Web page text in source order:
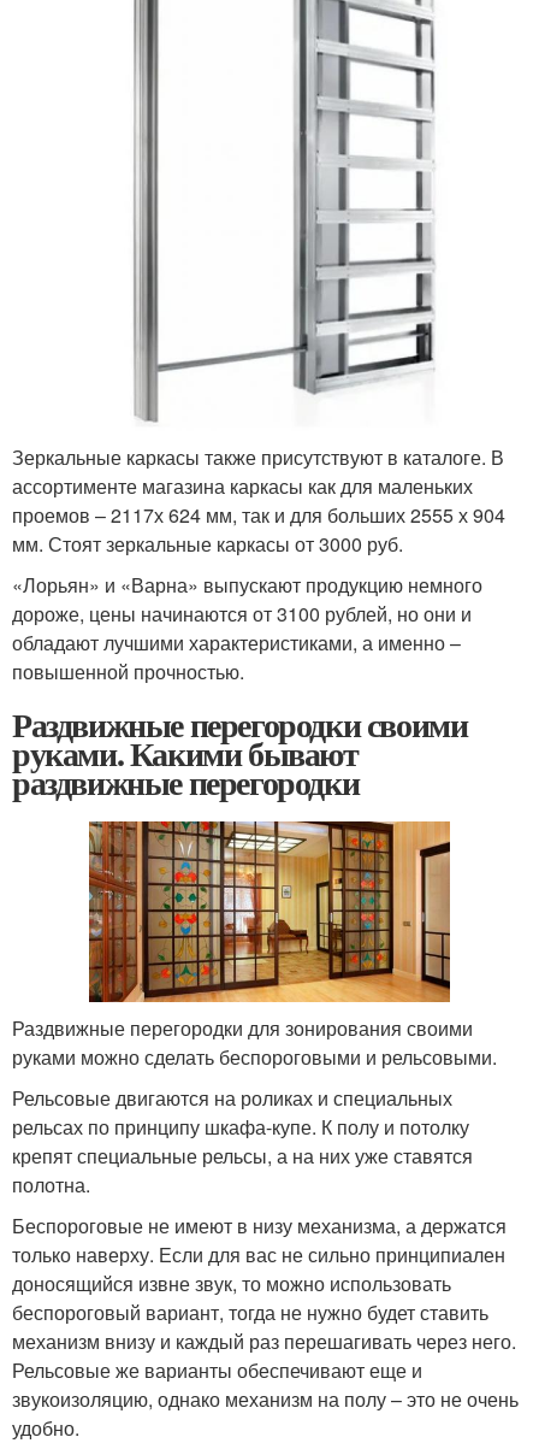
Зеркальные каркасы также присутствуют в каталоге. В
ассортименте магазина каркасы как для маленьких
проемов – 2117х 624 мм, так и для больших 2555 х 904
мм. Стоят зеркальные каркасы от 3000 руб.
«Лорьян» и «Варна» выпускают продукцию немного
дороже, цены начинаются от 3100 рублей, но они и
обладают лучшими характеристиками, а именно –
повышенной прочностью.
Раздвижные перегородки своими
руками. Какими бывают
раздвижные перегородки
Раздвижные перегородки для зонирования своими
руками можно сделать беспороговыми и рельсовыми.
Рельсовые двигаются на роликах и специальных
рельсах по принципу шкафа-купе. К полу и потолку
крепят специальные рельсы, а на них уже ставятся
полотна.
Беспороговые не имеют в низу механизма, а держатся
только наверху. Если для вас не сильно принципиален
доносящийся извне звук, то можно использовать
беспороговый вариант, тогда не нужно будет ставить
механизм внизу и каждый раз перешагивать через него.
Рельсовые же варианты обеспечивают еще и
звукоизоляцию, однако механизм на полу – это не очень
удобно.